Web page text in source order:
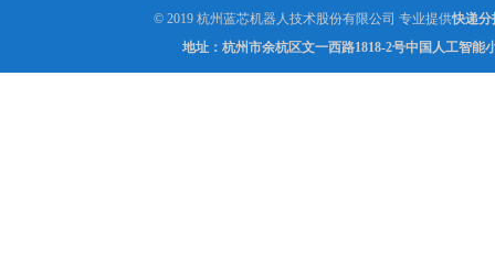
© 2019 杭州蓝芯机器人技术股份有限公司 专业提供快递
地址：杭州市余杭区文一西路1818-2号中国人工智能